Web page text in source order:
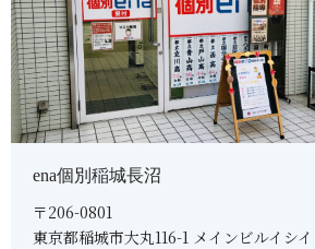
ena個別稲城長沼
〒206-0801
東京都稲城市大丸116-1 メインビルイシ